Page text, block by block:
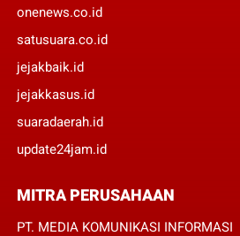
onenews.co.id
satusuara.co.id
jejakbaik.id
jejakkasus.id
suaradaerah.id
update24jam.id
MITRA PERUSAHAAN
PT. MEDIA KOMUNIKASI INFORMASI